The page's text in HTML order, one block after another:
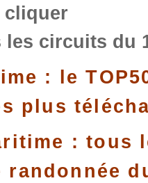
cliquer
circuits du
: le
plus
: tous